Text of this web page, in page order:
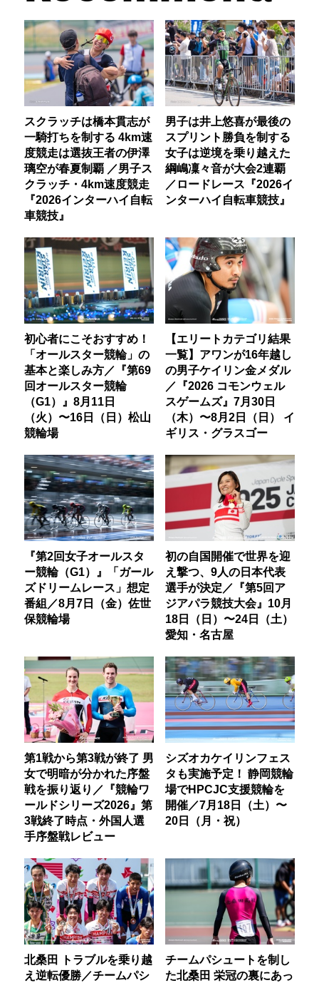
スクラッチは橋本貫志が
一騎打ちを制する 4km速
度競走は選抜王者の伊澤
璃空が春夏制覇 ／男子ス
クラッチ・4km速度競走
『2026インターハイ自転
車競技』
男子は井上悠喜が最後の
スプリント勝負を制する
女子は逆境を乗り越えた
綱嶋凜々音が大会2連覇
／ロードレース『2026イ
ンターハイ自転車競技』
初心者にこそおすすめ！
「オールスター競輪」の
基本と楽しみ方／『第69
回オールスター競輪
（G1）』8月11日
（火）〜16日（日）松山
競輪場
【エリートカテゴリ結果
一覧】アワンが16年越し
の男子ケイリン金メダル
／『2026 コモンウェル
スゲームズ』7月30日
（木）〜8月2日（日） イ
ギリス・グラスゴー
『第2回女子オールスタ
ー競輪（G1）』「ガール
ズドリームレース」想定
番組／8月7日（金）佐世
保競輪場
初の自国開催で世界を迎
え撃つ、9人の日本代表
選手が決定／『第5回ア
ジアパラ競技大会』10月
18日（日）〜24日（土）
愛知・名古屋
第1戦から第3戦が終了 男
女で明暗が分かれた序盤
戦を振り返り／『競輪ワ
ールドシリーズ2026』第
3戦終了時点・外国人選
手序盤戦レビュー
シズオカケイリンフェス
タも実施予定！ 静岡競輪
場でHPCJC支援競輪を
開催／7月18日（土）〜
20日（月・祝）
北桑田 トラブルを乗り越
え逆転優勝／チームパシ
チームパシュートを制し
た北桑田 栄冠の裏にあっ